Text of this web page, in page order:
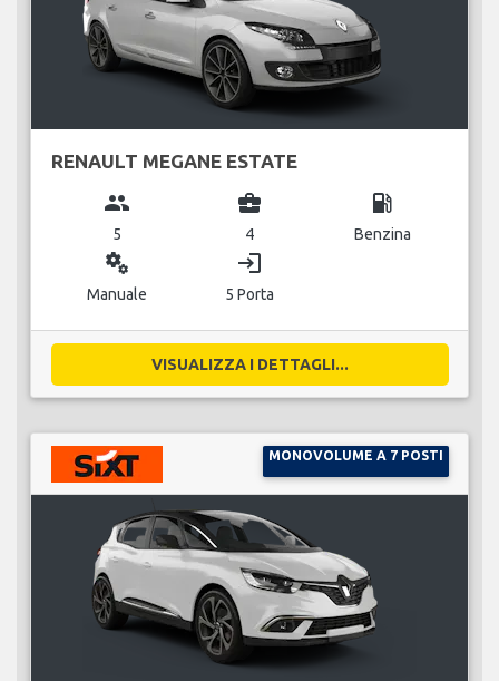
RENAULT MEGANE ESTATE
group
5
business_center
4
local_gas_station
Benzina
miscellaneous_services
Manuale
login
5 Porta
VISUALIZZA I DETTAGLI...
MONOVOLUME A 7 POSTI